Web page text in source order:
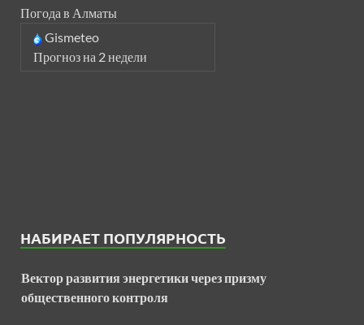
Погода в Алматы
Gismeteo
Прогноз на 2 недели
НАБИРАЕТ ПОПУЛЯРНОСТЬ
Вектор развития энергетики через призму
общественного контроля